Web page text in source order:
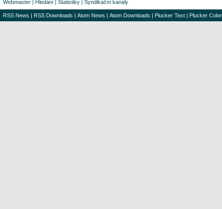
Webmaster | Hledání | Statistiky | Syndikační kanály
RSS News | RSS Downloads | Atom News | Atom Downloads | Plucker Text | Plucker Color